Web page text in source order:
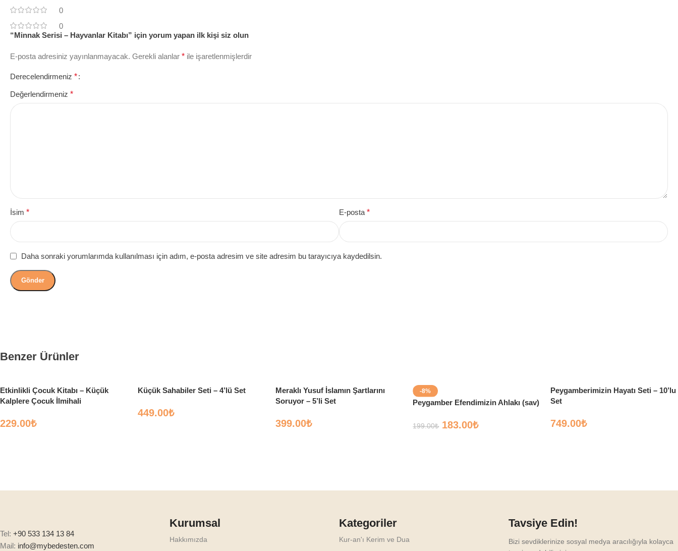
0
0
“Minnak Serisi – Hayvanlar Kitabı” için yorum yapan ilk kişi siz olun
E-posta adresiniz yayınlanmayacak. Gerekli alanlar * ile işaretlenmişlerdir
Derecelendirmeniz *
Değerlendirmeniz *
İsim * E-posta *
Daha sonraki yorumlarımda kullanılması için adım, e-posta adresim ve site adresim bu tarayıcıya kaydedilsin.
Benzer Ürünler
Etkinlikli Çocuk Kitabı – Küçük
Kalplere Çocuk İlmihali
229.00₺
Küçük Sahabiler Seti – 4’lü Set
449.00₺
Meraklı Yusuf İslamın Şartlarını
Soruyor – 5’li Set
399.00₺
-8%
Peygamber Efendimizin Ahlakı (sav)
199.00₺ 183.00₺
Peygamberimizin Hayatı Seti – 10’lu
Set
749.00₺
Tel: +90 533 134 13 84
Mail: info@mybedesten.com
Kurumsal
Hakkımızda
Kategoriler
Kur-an'ı Kerim ve Dua
Tavsiye Edin!
Bizi sevdiklerinize sosyal medya aracılığıyla kolayca